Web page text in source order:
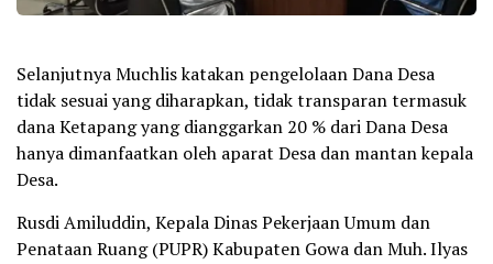
Selanjutnya Muchlis katakan pengelolaan Dana Desa
tidak sesuai yang diharapkan, tidak transparan termasuk
dana Ketapang yang dianggarkan 20 % dari Dana Desa
hanya dimanfaatkan oleh aparat Desa dan mantan kepala
Desa.
Rusdi Amiluddin, Kepala Dinas Pekerjaan Umum dan
Penataan Ruang (PUPR) Kabupaten Gowa dan Muh. Ilyas